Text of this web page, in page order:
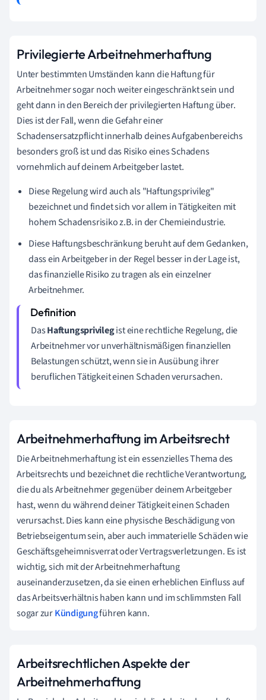
Privilegierte Arbeitnehmerhaftung
Unter bestimmten Umständen kann die Haftung für
Arbeitnehmer sogar noch weiter eingeschränkt sein und
geht dann in den Bereich der privilegierten Haftung über.
Dies ist der Fall, wenn die Gefahr einer
Schadensersatzpflicht innerhalb deines Aufgabenbereichs
besonders groß ist und das Risiko eines Schadens
vornehmlich auf deinem Arbeitgeber lastet.
Diese Regelung wird auch als "Haftungsprivileg"
bezeichnet und findet sich vor allem in Tätigkeiten mit
hohem Schadensrisiko z.B. in der Chemieindustrie.
Diese Haftungsbeschränkung beruht auf dem Gedanken,
dass ein Arbeitgeber in der Regel besser in der Lage ist,
das finanzielle Risiko zu tragen als ein einzelner
Arbeitnehmer.
DasHaftungsprivilegist eine rechtliche Regelung, die
Arbeitnehmer vor unverhältnismäßigen finanziellen
Belastungen schützt, wenn sie in Ausübung ihrer
beruflichen Tätigkeit einen Schaden verursachen.
Arbeitnehmerhaftung im Arbeitsrecht
Die Arbeitnehmerhaftung ist ein essenzielles Thema des
Arbeitsrechts und bezeichnet die rechtliche Verantwortung,
die du als Arbeitnehmer gegenüber deinem Arbeitgeber
hast, wenn du während deiner Tätigkeit einen Schaden
verursachst. Dies kann eine physische Beschädigung von
Betriebseigentum sein, aber auch immaterielle Schäden wie
Geschäftsgeheimnisverrat oder Vertragsverletzungen. Es ist
wichtig, sich mit der Arbeitnehmerhaftung
auseinanderzusetzen, da sie einen erheblichen Einfluss auf
das Arbeitsverhältnis haben kann und im schlimmsten Fall
sogar zurKündigungführen kann.
Arbeitsrechtlichen Aspekte der
Arbeitnehmerhaftung